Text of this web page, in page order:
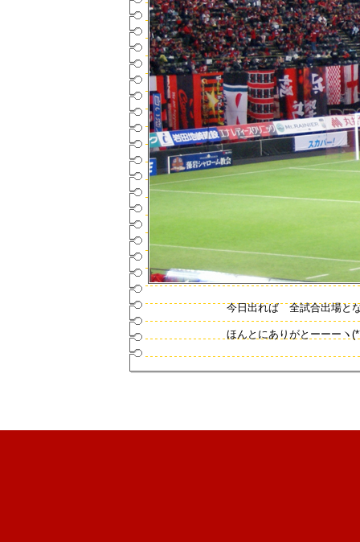
今日出れば 全試合出場と
ほんとにありがとーーーヽ